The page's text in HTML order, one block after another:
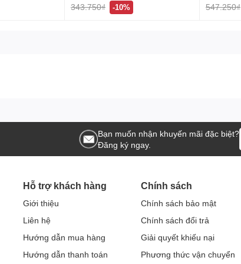
343.750₫ -10% 547.250₫
Bạn muốn nhận khuyến mãi đặc biệt?
Đăng ký ngay.
Hỗ trợ khách hàng
Giới thiệu
Liên hệ
Hướng dẫn mua hàng
Hướng dẫn thanh toán
Chính sách
Chính sách bảo mật
Chính sách đổi trả
Giải quyết khiếu nại
Phương thức vận chuyển